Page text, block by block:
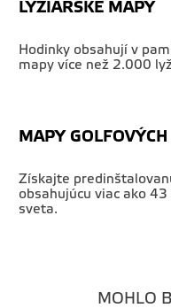
LYŽIARSKE MAPY
Hodinky obsahují v
mapy více než 2.000
MAPY
Získajte
obsahujúcu viac ako
sveta.
MOHLO